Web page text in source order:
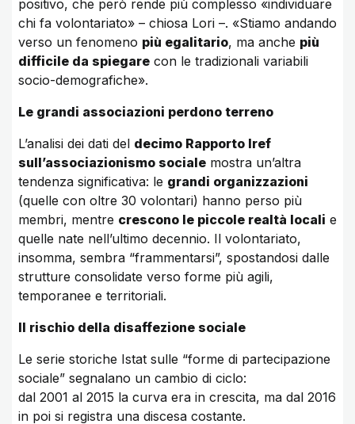
positivo, che però rende più complesso «individuare
chi fa volontariato» – chiosa Lori –. «Stiamo andando
verso un fenomeno più egalitario, ma anche più
difficile da spiegare con le tradizionali variabili
socio-demografiche».
Le grandi associazioni perdono terreno
L’analisi dei dati del decimo Rapporto Iref
sull’associazionismo sociale mostra un’altra
tendenza significativa: le grandi organizzazioni
(quelle con oltre 30 volontari) hanno perso più
membri, mentre crescono le piccole realtà locali e
quelle nate nell’ultimo decennio. Il volontariato,
insomma, sembra “frammentarsi”, spostandosi dalle
strutture consolidate verso forme più agili,
temporanee e territoriali.
Il rischio della disaffezione sociale
Le serie storiche Istat sulle “forme di partecipazione
sociale” segnalano un cambio di ciclo:
dal 2001 al 2015 la curva era in crescita, ma dal 2016
in poi si registra una discesa costante.